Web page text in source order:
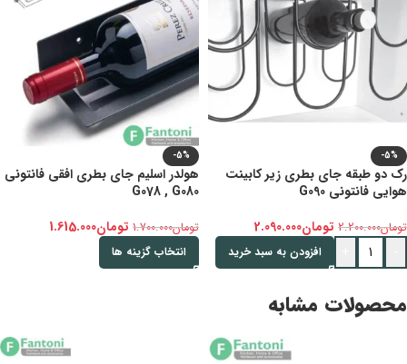
-5%
رک دو طبقه جای بطری زیر کابینت
هوایی فانتونی G090
تومان2.200.000 تومان2.090.000
افزودن به سبد خرید
-5%
هولدر اسلیم جای بطری افقی فانتونی
G078 , G080
تومان1.700.000 تومان1.615.000
انتخاب گزینه ها
محصولات مشابه